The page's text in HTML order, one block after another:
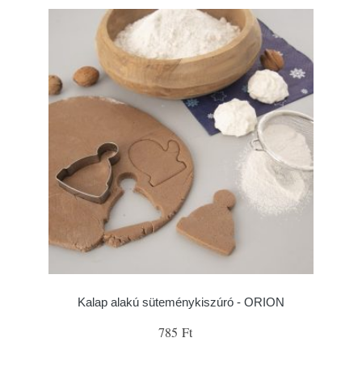
Kalap alakú süteménykiszúró - ORION
785 Ft